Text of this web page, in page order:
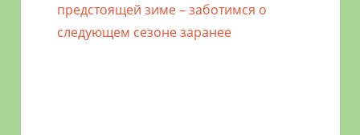
предстоящей зиме – заботимся о
следующем сезоне заранее